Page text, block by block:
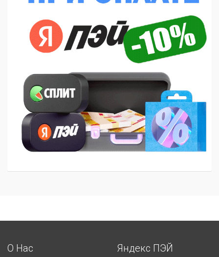
О Нас Яндекс ПЭЙ